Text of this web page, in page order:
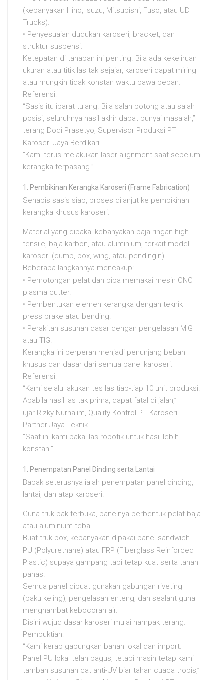
(kebanyakan Hino, Isuzu, Mitsubishi, Fuso, atau UD
Trucks).
• Penyesuaian dudukan karoseri, bracket, dan
struktur suspensi.
Ketepatan di tahapan ini penting. Bila ada kekeliruan
ukuran atau titik las tak sejajar, karoseri dapat miring
atau mungkin tidak konstan waktu bawa beban.
Referensi:
“Sasis itu ibarat tulang. Bila salah potong atau salah
posisi, seluruhnya hasil akhir dapat punyai masalah,”
terang Dodi Prasetyo, Supervisor Produksi PT
Karoseri Jaya Berdikari.
“Kami terus melakukan laser alignment saat sebelum
kerangka terpasang.”
Pembikinan Kerangka Karoseri (Frame Fabrication)
Sehabis sasis siap, proses dilanjut ke pembikinan
kerangka khusus karoseri.
Material yang dipakai kebanyakan baja ringan high-
tensile, baja karbon, atau aluminium, terkait model
karoseri (dump, box, wing, atau pendingin).
Beberapa langkahnya mencakup:
• Pemotongan pelat dan pipa memakai mesin CNC
plasma cutter.
• Pembentukan elemen kerangka dengan teknik
press brake atau bending.
• Perakitan susunan dasar dengan pengelasan MIG
atau TIG.
Kerangka ini berperan menjadi penunjang beban
khusus dan dasar dari semua panel karoseri.
Referensi:
“Kami selalu lakukan tes las tiap-tiap 10 unit produksi.
Apabila hasil las tak prima, dapat fatal di jalan,”
ujar Rizky Nurhalim, Quality Kontrol PT Karoseri
Partner Jaya Teknik.
“Saat ini kami pakai las robotik untuk hasil lebih
konstan.”
Penempatan Panel Dinding serta Lantai
Babak seterusnya ialah penempatan panel dinding,
lantai, dan atap karoseri.
Guna truk bak terbuka, panelnya berbentuk pelat baja
atau aluminium tebal.
Buat truk box, kebanyakan dipakai panel sandwich
PU (Polyurethane) atau FRP (Fiberglass Reinforced
Plastic) supaya gampang tapi tetap kuat serta tahan
panas.
Semua panel dibuat gunakan gabungan riveting
(paku keling), pengelasan enteng, dan sealant guna
menghambat kebocoran air.
Disini wujud dasar karoseri mulai nampak terang.
Pembuktian:
“Kami kerap gabungkan bahan lokal dan import.
Panel PU lokal telah bagus, tetapi masih tetap kami
tambah susunan cat anti-UV biar tahan cuaca tropis,”